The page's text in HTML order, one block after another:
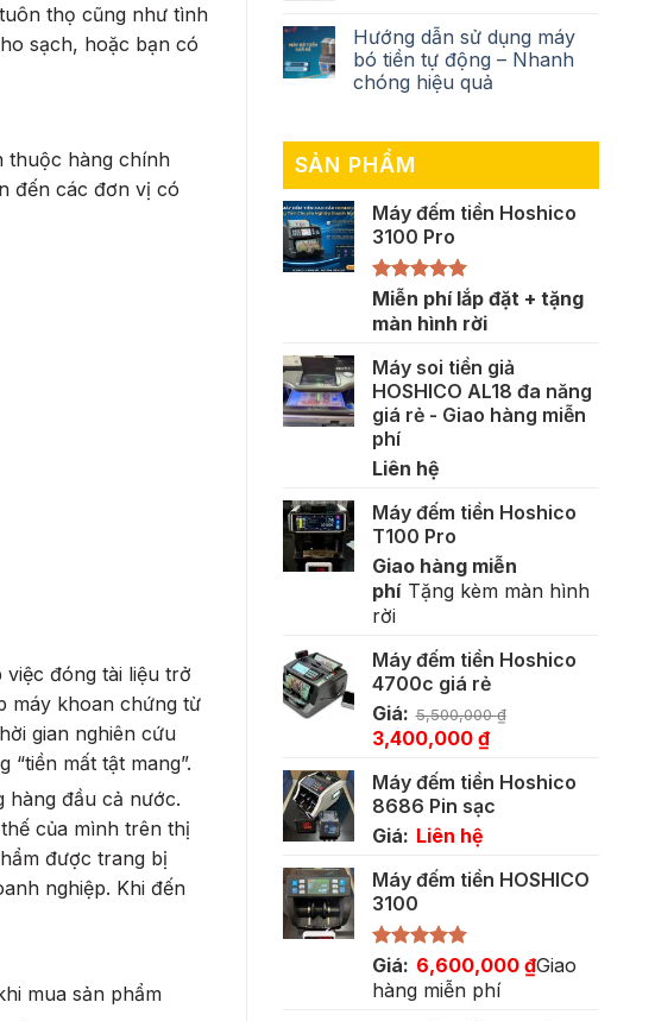
thọ cũng như tình
sạch, hoặc bạn có
thuộc hàng chính
đến các đơn vị có
đóng tài liệu trở
máy khoan chứng từ
gian nghiên cứu
mất tật mang”.
hàng đầu cả nước.
của mình trên thị
được trang bị
nghiệp. Khi đến
mua sản phẩm
Hướng dẫn sử dụng máy
bó tiền tự động – Nhanh
chóng hiệu quả
SẢN PHẨM
Máy đếm tiền Hoshico
3100 Pro
Được xếp
hạng 5.00
5 sao
Miễn phí lắp đặt + tặng
màn hình rời
Máy soi tiền giả
HOSHICO AL18 đa năng
giá rẻ - Giao hàng miễn
phí
Liên hệ
Máy đếm tiền Hoshico
T100 Pro
Giao hàng miễn
phí Tặng kèm màn hình
rời
Máy đếm tiền Hoshico
4700c giá rẻ
Giá: 5,500,000₫
Giá
là:
5,500,000 ₫.
3,400,000 ₫Giá
tại
là:
Máy đếm tiền Hoshico
8686 Pin sạc
Giá: Liên hệ
Máy đếm tiền HOSHICO
3100
Được xếp
hạng
5.00
5 sao
Giá: 6,600,000 ₫Giao
hàng miễn phí